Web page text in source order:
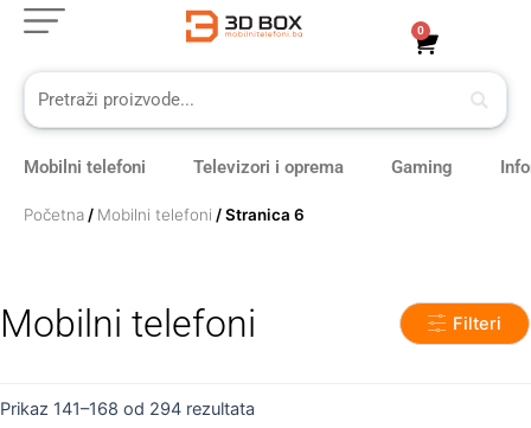
Skip
content
0
Cart
Mobilni telefoni Televizori i oprema Gaming
Početna / Mobilni telefoni / Stranica 6
Mobilni telefoni Filteri
Prikaz 141–168 od 294 rezultata